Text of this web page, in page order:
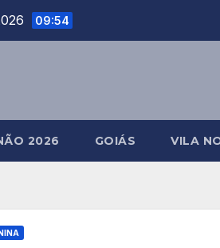
09:54
2026 GOIÁS VILA